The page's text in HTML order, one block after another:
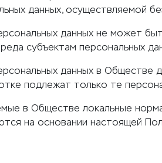
данных, осуществляемой
данных не может
субъектам персональных
данных в Обществе
подлежат только те
в Обществе локальные
на основании настоящей